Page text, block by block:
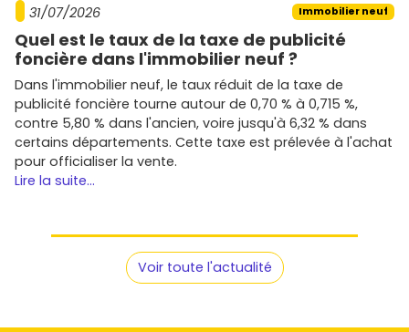
31/07/2026 Immobilier neuf
Quel est le taux de la taxe de publicité
foncière dans l'immobilier neuf ?
Dans l'immobilier neuf, le taux réduit de la taxe de
publicité foncière tourne autour de 0,70 % à 0,715 %,
contre 5,80 % dans l'ancien, voire jusqu'à 6,32 % dans
certains départements. Cette taxe est prélevée à l'achat
pour officialiser la vente.
Lire la suite...
Voir toute l'actualité